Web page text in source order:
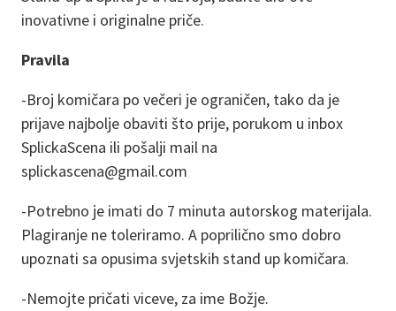
inovativne i originalne priče.
Pravila
-Broj komičara po večeri je ograničen, tako da je
prijave najbolje obaviti što prije, porukom u inbox
SplickaScena ili pošalji mail na
splickascena@gmail.com
-Potrebno je imati do 7 minuta autorskog materijala.
Plagiranje ne toleriramo. A poprilično smo dobro
upoznati sa opusima svjetskih stand up komičara.
-Nemojte pričati viceve, za ime Božje.